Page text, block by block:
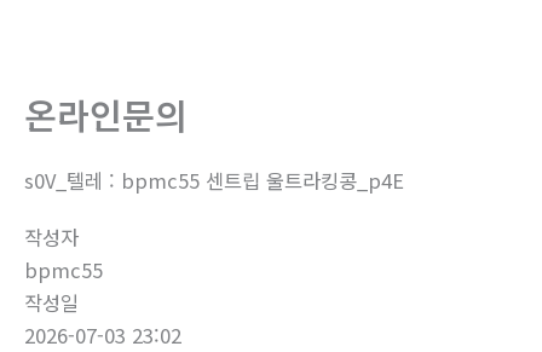
온라인문의
s0V_텔레 : bpmc55 센트립 울트라킹콩_p4E
작성자
bpmc55
작성일
2026-07-03 23:02